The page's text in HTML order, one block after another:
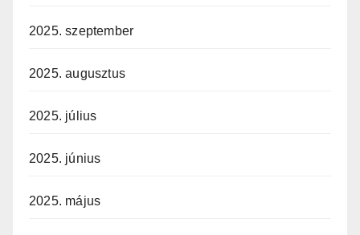
2025. szeptember
2025. augusztus
2025. július
2025. június
2025. május